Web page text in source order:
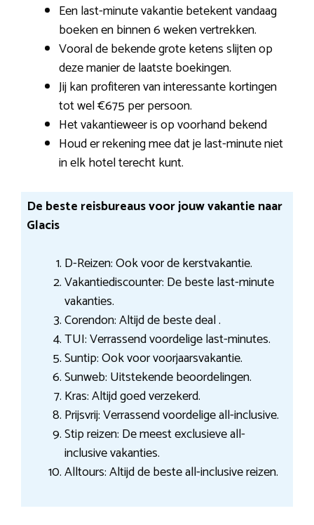
Een last-minute vakantie betekent vandaag
boeken en binnen 6 weken vertrekken.
Vooral de bekende grote ketens slijten op
deze manier de laatste boekingen.
Jij kan profiteren van interessante kortingen
tot wel €675 per persoon.
Het vakantieweer is op voorhand bekend
Houd er rekening mee dat je last-minute niet
in elk hotel terecht kunt.
De beste reisbureaus voor jouw vakantie naar
Glacis
D-Reizen: Ook voor de kerstvakantie.
Vakantiediscounter: De beste last-minute
vakanties.
Corendon: Altijd de beste deal .
TUI: Verrassend voordelige last-minutes.
Suntip: Ook voor voorjaarsvakantie.
Sunweb: Uitstekende beoordelingen.
Kras: Altijd goed verzekerd.
Prijsvrij: Verrassend voordelige all-inclusive.
Stip reizen: De meest exclusieve all-
inclusive vakanties.
Alltours: Altijd de beste all-inclusive reizen.